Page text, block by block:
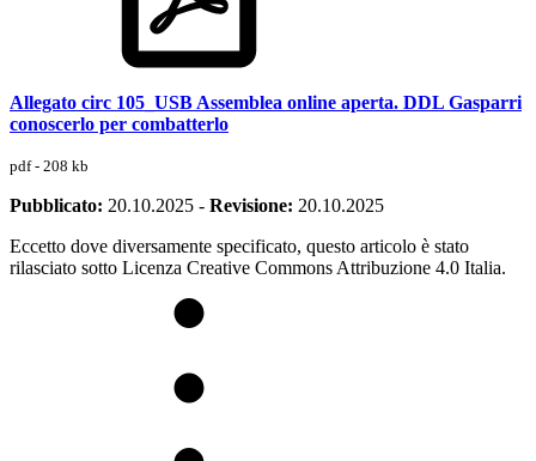
Allegato circ 105_USB Assemblea online aperta. DDL Gasparri
conoscerlo per combatterlo
pdf - 208 kb
Pubblicato: 20.10.2025 - Revisione: 20.10.2025
Eccetto dove diversamente specificato, questo articolo è stato
rilasciato sotto Licenza Creative Commons Attribuzione 4.0 Italia.